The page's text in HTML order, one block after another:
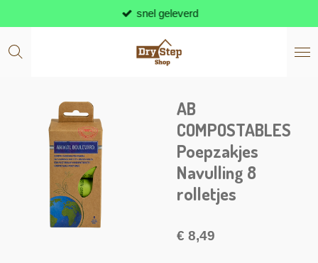
direct
naar
snel geleverd
AB
COMPOSTABLES
Poepzakjes
Navulling 8
rolletjes
€ 8,49